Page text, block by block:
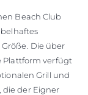
Beach Club
Die über
Plattform verfügt
Grill und
der Eigner